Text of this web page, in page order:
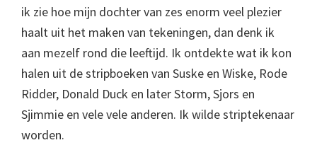
ik zie hoe mijn dochter van zes enorm veel plezier
haalt uit het maken van tekeningen, dan denk ik
aan mezelf rond die leeftijd. Ik ontdekte wat ik kon
halen uit de stripboeken van Suske en Wiske, Rode
Ridder, Donald Duck en later Storm, Sjors en
Sjimmie en vele vele anderen. Ik wilde striptekenaar
worden.